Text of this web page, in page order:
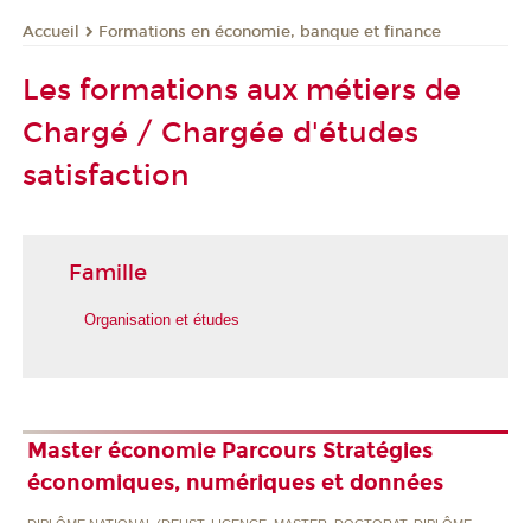
Accueil Formations en économie, banque et finance
Les formations aux métiers de
Chargé / Chargée d'études
satisfaction
Famille
Organisation et études
Master économie Parcours Stratégies
économiques, numériques et données